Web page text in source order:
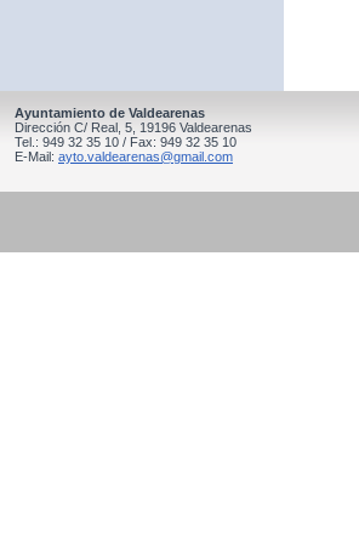
Ayuntamiento de Valdearenas
Dirección C/ Real, 5, 19196 Valdearenas
Tel.: 949 32 35 10 / Fax: 949 32 35 10
E-Mail: ayto.valdearenas@gmail.com